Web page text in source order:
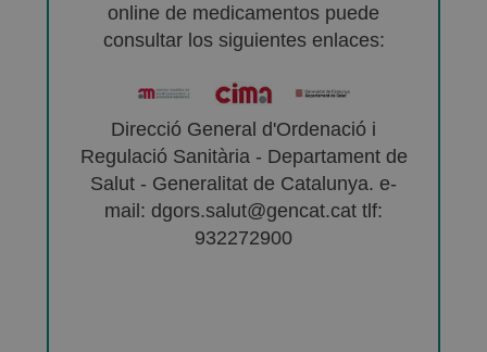
online de medicamentos puede
consultar los siguientes enlaces:
Direcció General d'Ordenació i
Regulació Sanitària - Departament de
Salut - Generalitat de Catalunya. e-
mail: dgors.salut@gencat.cat tlf:
932272900